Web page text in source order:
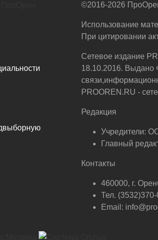
©2016-2026
Использование
При цитировании
Сетевое издание
18.10.2016. Выдано
PROOREN.RU -
Редакция
Учредители:
Главный
Контакты
460000, г.
Тел. (3532)370-
Email: